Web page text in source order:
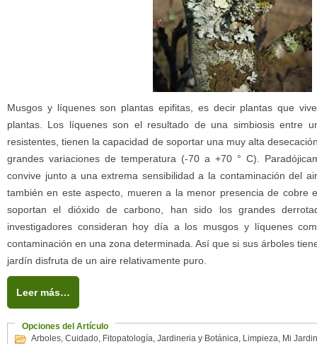
Musgos y líquenes son plantas epifitas, es decir plantas que
plantas. Los líquenes son el resultado de una simbiosis entre
resistentes, tienen la capacidad de soportar una muy alta
grandes variaciones de temperatura (-70 a +70 ° C).
convive junto a una extrema sensibilidad a la contaminación del
también en este aspecto, mueren a la menor presencia de cobre
soportan el dióxido de carbono, han sido los grandes
investigadores consideran hoy día a los musgos y líquenes
contaminación en una zona determinada. Así que si sus árboles
jardín disfruta de un aire relativamente puro.
Leer más…
Opciones del Artículo
Arboles, Cuidado, Fitopatología, Jardineria y Botánica, Limpieza, Mi Jardin